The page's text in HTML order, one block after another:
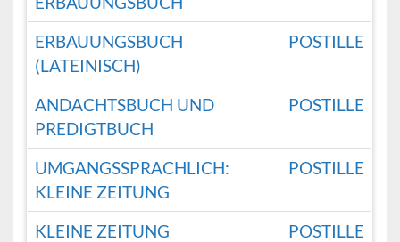
ERBAUUNGSBUCH
(LATEINISCH)
POSTILLE
ANDACHTSBUCH UND
PREDIGTBUCH
POSTILLE
UMGANGSSPRACHLICH:
KLEINE ZEITUNG
POSTILLE
KLEINE ZEITUNG
POSTILLE